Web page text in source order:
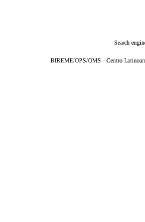
Search
BIREME/OPS/OMS - Centro